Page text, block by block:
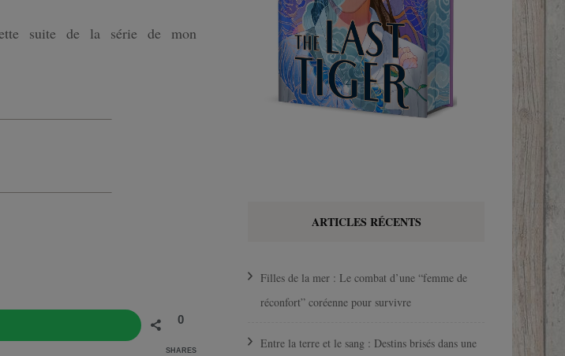
suite de la série de mon
0
SHARES
ARTICLES RÉCENTS
Filles de la mer : Le combat d’une “femme de
réconfort” coréenne pour survivre
Entre la terre et le sang : Destins brisés dans une